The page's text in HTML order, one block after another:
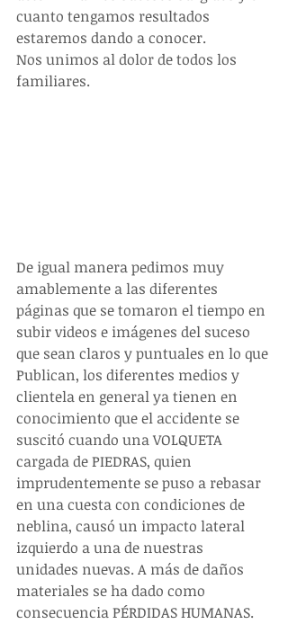
cuanto tengamos resultados
estaremos dando a conocer.
Nos unimos al dolor de todos los
familiares.
De igual manera pedimos muy
amablemente a las diferentes
páginas que se tomaron el tiempo en
subir videos e imágenes del suceso
que sean claros y puntuales en lo que
Publican, los diferentes medios y
clientela en general ya tienen en
conocimiento que el accidente se
suscitó cuando una VOLQUETA
cargada de PIEDRAS, quien
imprudentemente se puso a rebasar
en una cuesta con condiciones de
neblina, causó un impacto lateral
izquierdo a una de nuestras
unidades nuevas. A más de daños
materiales se ha dado como
consecuencia PÉRDIDAS HUMANAS.